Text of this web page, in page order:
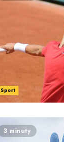
Sport
3 minuty